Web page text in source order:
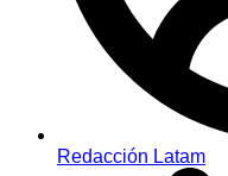
Redacción Latam